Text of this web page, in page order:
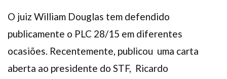
O juiz William Douglas tem defendido
publicamente o PLC 28/15 em diferentes
ocasiões. Recentemente, publicou uma carta
aberta ao presidente do STF, Ricardo
Seguro Auto
Plano de Saúde
Assistência Funeral